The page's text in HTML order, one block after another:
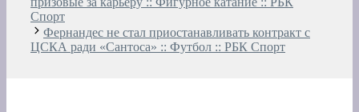
Спорт
Фернандес не стал приостанавливать контракт с
ЦСКА ради «Сантоса» :: Футбол :: РБК Спорт